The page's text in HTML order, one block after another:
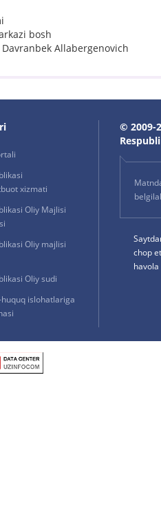
bosh
Allabergenovich
xizmati
Oliy Majlisi
Oliy majlisi
Oliy sudi
islohatlariga
© 2009-
chop